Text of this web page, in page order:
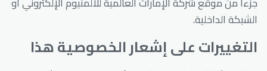
الشبكة الداخلية.
التغييرات على إشعار الخصوصية هذا